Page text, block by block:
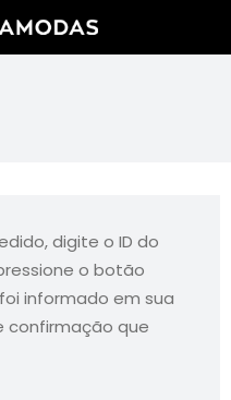
digite o ID do
o botão
informado em sua
confirmação que